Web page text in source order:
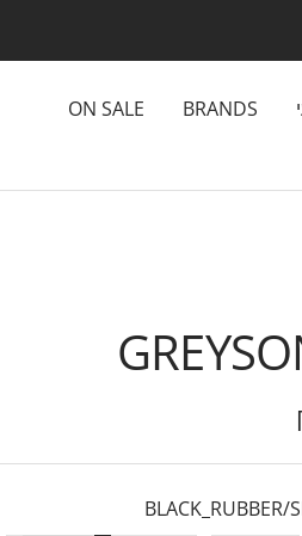
BRANDS
ON SALE
BLACK_RUBBER/